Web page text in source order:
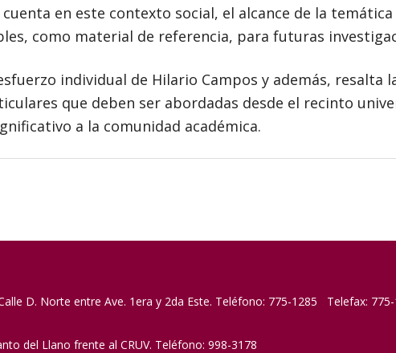
en este contexto social, el alcance de la
como material de referencia, para futuras
individual de Hilario Campos y además,
que deben ser abordadas desde el recinto
a la comunidad académica.
D. Norte entre Ave. 1era y 2da Este. Teléfono: 775-1285 Telefax:
del Llano frente al CRUV. Teléfono: 998-3178